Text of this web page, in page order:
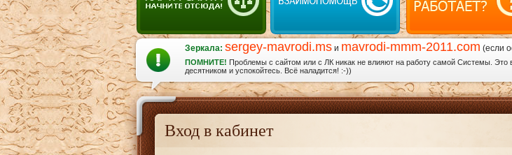
Зеркала: sergey-mavrodi.ms и mavrodi-mmm-2011.com (если
ПОМНИТЕ! Проблемы с сайтом или с ЛК никак не влияют на работу самой Системы. Это
десятником и успокойтесь. Всё наладится! :-))
Вход в кабинет